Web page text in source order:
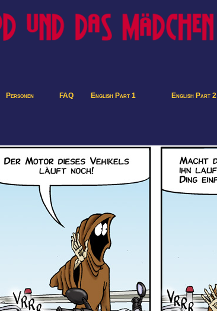
Personen FAQ English Part 1 English Part 2